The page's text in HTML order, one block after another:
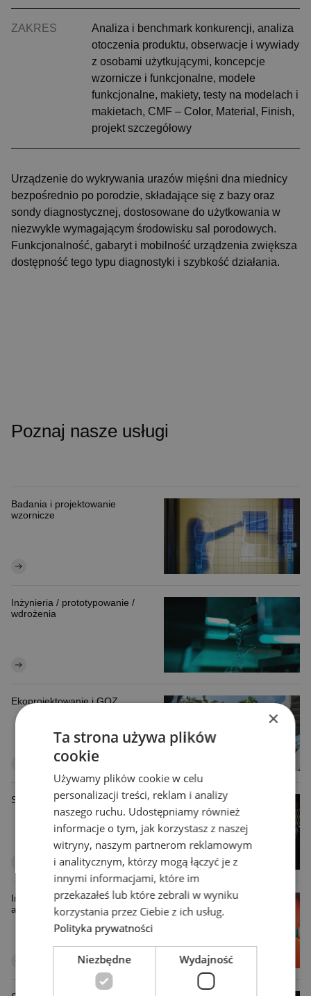
ZAKRES
Analiza i benchmark konkurencji, analiza
otoczenia produktu, obserwacje i wywiady
z osobami użytkującymi, koncepcje
wzornicze i funkcjonalne, modele
funkcjonalne, makiety, testy na modelach i
makietach, CMF – Color, Material, Finish,
projekt szczegółowy
Urządzenie do wykrywania urazów mięśni dna miednicy
bezpośrednio po porodzie, składające się z bazy oraz
sondy diagnostycznej, dostosowane do użytkowania w
niezwykle wymagającym środowisku sal porodowych.
Funkcjonalność, gabaryt i mobilność urządzenia zwiększa
dostępność tego typu diagnostyki i szybkość działania.
Poznaj nasze usługi
Badania i projektowanie
wzornicze
Inżynieria / prototypowanie /
wdrożenia
Ekoprojektowanie i GOZ
Strategie rozwoju innowacji
Innowacje cyfrowe / AI /
automatyzacja
×
Ta strona używa plików
cookie
Używamy plików cookie w celu
personalizacji treści, reklam i analizy
naszego ruchu. Udostępniamy również
informacje o tym, jak korzystasz z naszej
witryny, naszym partnerom reklamowym
i analitycznym, którzy mogą łączyć je z
innymi informacjami, które im
przekazałeś lub które zebrali w wyniku
korzystania przez Ciebie z ich usług.
Polityka prywatności
Niezbędne Wydajność